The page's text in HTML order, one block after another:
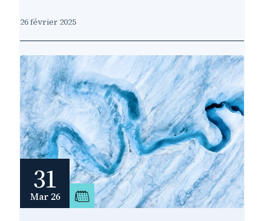
26 février 2025
31
Mar 26